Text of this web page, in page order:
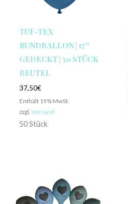
TUF-TEX
RUNDBALLON | 17″
GEDECKT | 50 STÜCK
BEUTEL
37,50€
Enthält 19% MwSt.
zzgl. Versand
50 Stück